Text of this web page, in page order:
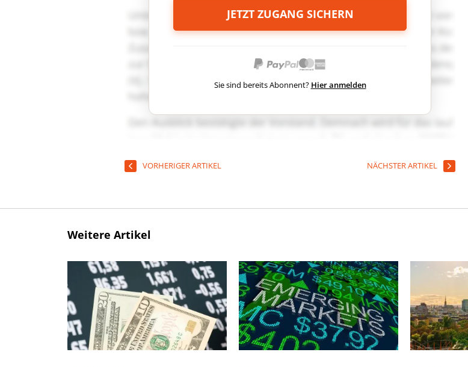
JETZT ZUGANG SICHERN
Sie sind bereits Abonnent? Hier anmelden
VORHERIGER ARTIKEL NÄCHSTER ARTIKEL
Weitere Artikel